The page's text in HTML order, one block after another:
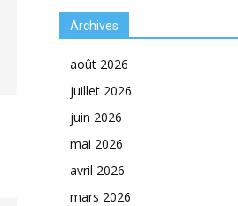
Archives
août 2026
juillet 2026
juin 2026
mai 2026
avril 2026
mars 2026